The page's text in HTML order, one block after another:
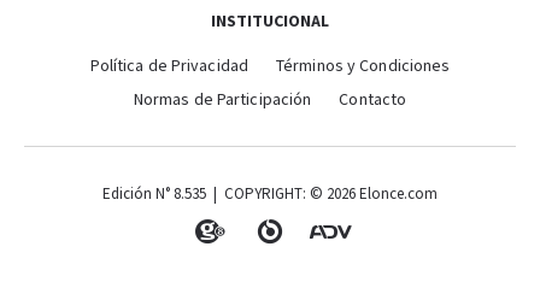
INSTITUCIONAL
Política de Privacidad
Términos y Condiciones
Normas de Participación
Contacto
Edición N° 8.535 | COPYRIGHT: © 2026 Elonce.com